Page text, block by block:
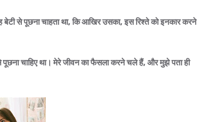
बेटी से पूछना चाहता था, कि आखिर उसका, इस रिश्ते को इनकार करने
चाहिए था। मेरे जीवन का फैसला करने चले हैं, और मुझे पता ही